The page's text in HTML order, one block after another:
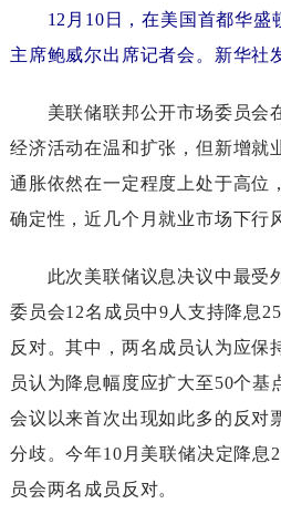
12月10日，在美国首都华盛
主席鲍威尔出席记者会。新华社
美联储联邦公开市场委员会
经济活动在温和扩张，但新增就
通胀依然在一定程度上处于高位
确定性，近几个月就业市场下行
此次美联储议息决议中最受
委员会12名成员中9人支持降息
反对。其中，两名成员认为应保
员认为降息幅度应扩大至50个基
会议以来首次出现如此多的反对
分歧。今年10月美联储决定降息
员会两名成员反对。